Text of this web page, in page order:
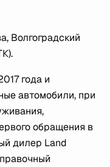
Волгоградский
года и
автомобили, при
обращения в
дилер Land